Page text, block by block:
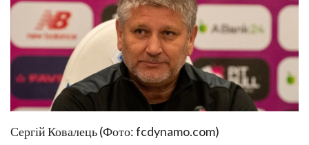
Сергій Ковалець (Фото: fcdynamo.com)